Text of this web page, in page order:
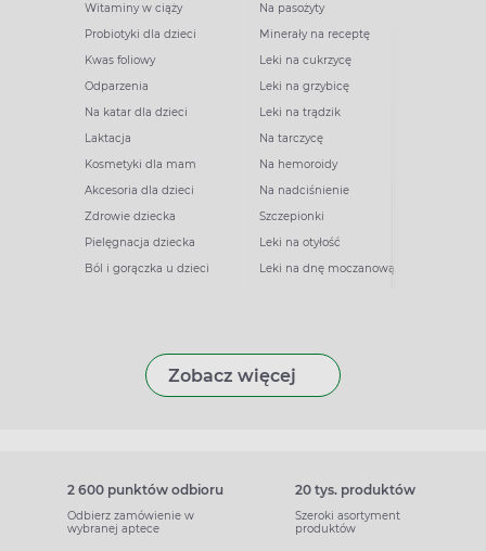
Witaminy w ciąży
Probiotyki dla dzieci
Kwas foliowy
Odparzenia
Na katar dla dzieci
Laktacja
Kosmetyki dla mam
Akcesoria dla dzieci
Zdrowie dziecka
Pielęgnacja dziecka
Ból i gorączka u dzieci
Na pasożyty
Minerały na receptę
Leki na cukrzycę
Leki na grzybicę
Leki na trądzik
Na tarczycę
Na hemoroidy
Na nadciśnienie
Szczepionki
Leki na otyłość
Leki na dnę moczanową
Zobacz więcej
2 600 punktów odbioru
Odbierz zamówienie w
wybranej aptece
20 tys. produktów
Szeroki asortyment
produktów